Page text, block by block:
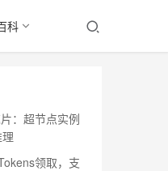
科
：超节点实例
领取，支